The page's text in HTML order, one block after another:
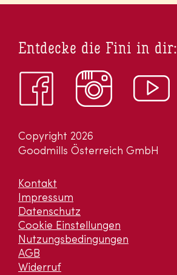
Copyright 2026
Goodmills Österreich GmbH
Kontakt
Impressum
Datenschutz
Cookie Einstellungen
Nutzungsbedingungen
AGB
Widerruf
Entdecke die Fini in dir: